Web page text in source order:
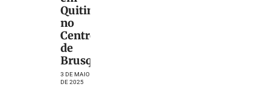
Quitinete
no
Centro
de
Brusque
3 DE MAIO
DE 2025